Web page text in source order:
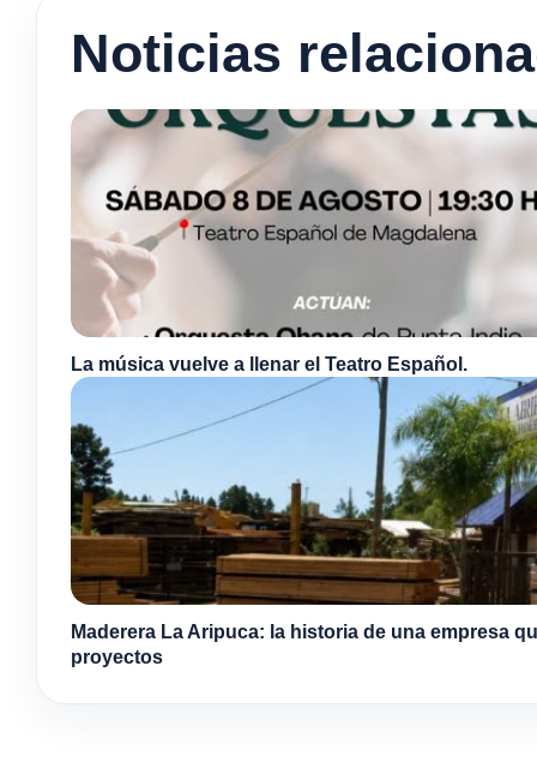
Noticias
La música vuelve a llenar el Teatro Español.
Maderera La Aripuca: la historia de una empresa
proyectos